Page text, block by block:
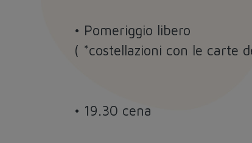
• Pomeriggio libero
( *costellazioni con le carte
• 19.30 cena